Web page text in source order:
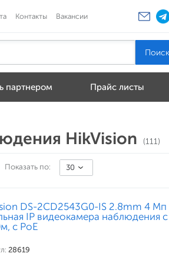
Контакты Вакансии
партнером Прайс листы
HikVision (111)
Показать по: 30
DS-2CD2543G0-IS 2.8mm 4 Мп
IP видеокамера наблюдения
c PoE
28619